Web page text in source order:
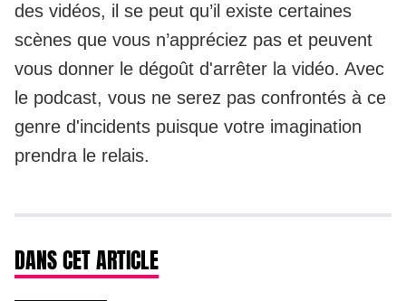
des vidéos, il se peut qu’il existe certaines
scènes que vous n’appréciez pas et peuvent
vous donner le dégoût d'arrêter la vidéo. Avec
le podcast, vous ne serez pas confrontés à ce
genre d'incidents puisque votre imagination
prendra le relais.
DANS CET ARTICLE